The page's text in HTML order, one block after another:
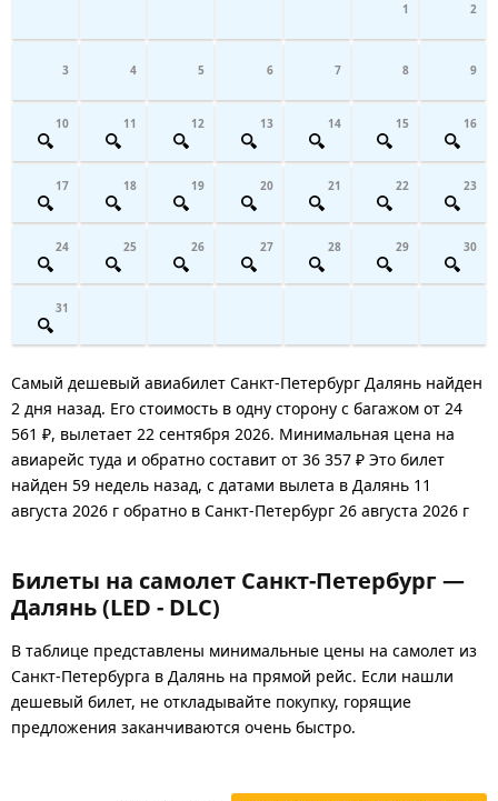
1 2
3 4 5 6 7 8 9
10 11 12 13 14 15 16
17 18 19 20 21 22 23
24 25 26 27 28 29 30
31
Самый дешевый авиабилет Санкт-Петербург Далянь найден
2 дня назад. Его стоимость в одну сторону с багажом от 24
561 ₽, вылетает 22 сентября 2026. Минимальная цена на
авиарейс туда и обратно составит от 36 357 ₽ Это билет
найден 59 недель назад, с датами вылета в Далянь 11
августа 2026 г обратно в Санкт-Петербург 26 августа 2026 г
Билеты на самолет Санкт-Петербург —
Далянь (LED - DLC)
В таблице представлены минимальные цены на самолет из
Санкт-Петербурга в Далянь на прямой рейс. Если нашли
дешевый билет, не откладывайте покупку, горящие
предложения заканчиваются очень быстро.